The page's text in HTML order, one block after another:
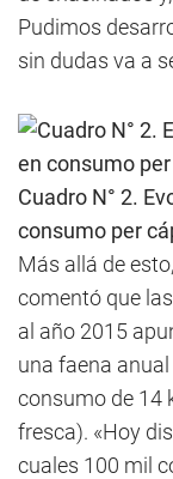
Pudimos
sin dudas va a
Cuadro N° 2.
consumo per
Más allá de
comentó que
al año 2015
una faena
consumo de 14
fresca). «Hoy
cuales 100 mil